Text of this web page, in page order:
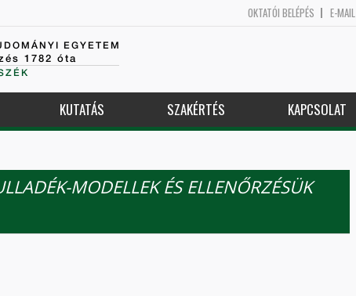
OKTATÓI BELÉPÉS E-MAIL
EGYETEM
1782 óta
KUTATÁS SZAKÉRTÉS KAPCSOLAT
MODELLEK ÉS ELLENŐRZÉSÜK